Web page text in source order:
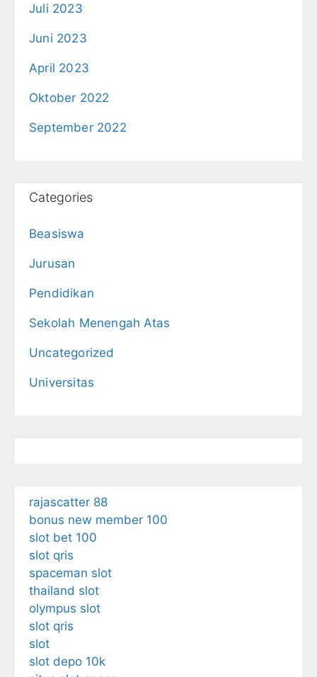
Juli 2023
Juni 2023
April 2023
Oktober 2022
September 2022
Categories
Beasiswa
Jurusan
Pendidikan
Sekolah Menengah Atas
Uncategorized
Universitas
rajascatter 88
bonus new member 100
slot bet 100
slot qris
spaceman slot
thailand slot
olympus slot
slot qris
slot
slot depo 10k